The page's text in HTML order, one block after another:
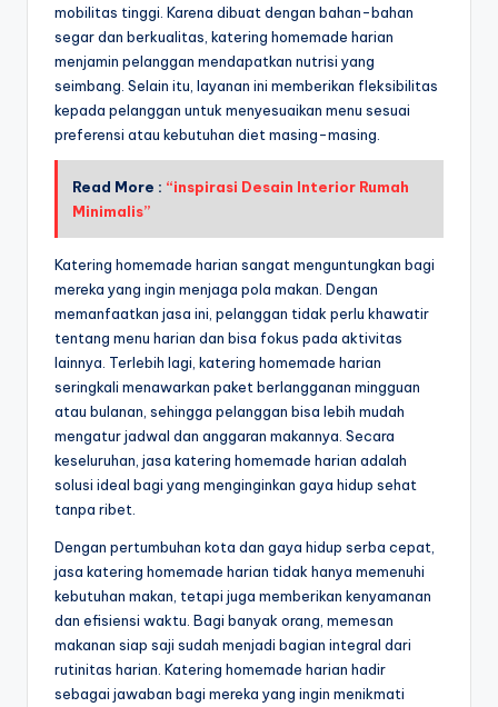
mobilitas tinggi. Karena dibuat dengan bahan-bahan
segar dan berkualitas, katering homemade harian
menjamin pelanggan mendapatkan nutrisi yang
seimbang. Selain itu, layanan ini memberikan fleksibilitas
kepada pelanggan untuk menyesuaikan menu sesuai
preferensi atau kebutuhan diet masing-masing.
Read More : “inspirasi Desain Interior Rumah
Minimalis”
Katering homemade harian sangat menguntungkan bagi
mereka yang ingin menjaga pola makan. Dengan
memanfaatkan jasa ini, pelanggan tidak perlu khawatir
tentang menu harian dan bisa fokus pada aktivitas
lainnya. Terlebih lagi, katering homemade harian
seringkali menawarkan paket berlangganan mingguan
atau bulanan, sehingga pelanggan bisa lebih mudah
mengatur jadwal dan anggaran makannya. Secara
keseluruhan, jasa katering homemade harian adalah
solusi ideal bagi yang menginginkan gaya hidup sehat
tanpa ribet.
Dengan pertumbuhan kota dan gaya hidup serba cepat,
jasa katering homemade harian tidak hanya memenuhi
kebutuhan makan, tetapi juga memberikan kenyamanan
dan efisiensi waktu. Bagi banyak orang, memesan
makanan siap saji sudah menjadi bagian integral dari
rutinitas harian. Katering homemade harian hadir
sebagai jawaban bagi mereka yang ingin menikmati